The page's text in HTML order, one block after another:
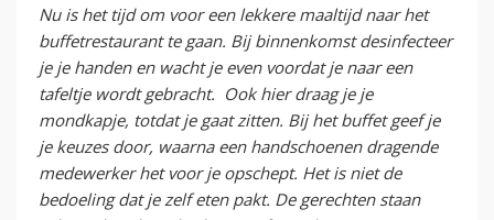
Nu is het tijd om voor een lekkere maaltijd naar het
buffetrestaurant te gaan. Bij binnenkomst desinfecteer
je je handen en wacht je even voordat je naar een
tafeltje wordt gebracht. Ook hier draag je je
mondkapje, totdat je gaat zitten. Bij het buffet geef je
je keuzes door, waarna een handschoenen dragende
medewerker het voor je opschept. Het is niet de
bedoeling dat je zelf eten pakt. De gerechten staan